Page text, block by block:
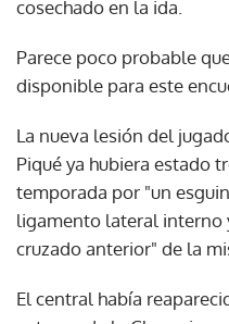
cosechado en la ida.
Parece poco probable
disponible para este
La nueva lesión del
Piqué ya hubiera estado
temporada por "un
ligamento lateral interno
cruzado anterior" de la
El central había